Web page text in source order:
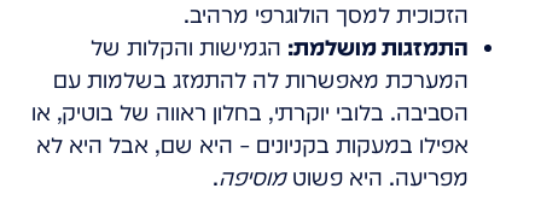
הזכוכית למסך הולוגרפי מרהיב.
התמזגות מושלמת: הגמישות והקלות של
המערכת מאפשרות לה להתמזג בשלמות עם
הסביבה. בלובי יוקרתי, בחלון ראווה של בוטיק, או
אפילו במעקות בקניונים – היא שם, אבל היא לא
מפריעה. היא פשוטמוסיפה.